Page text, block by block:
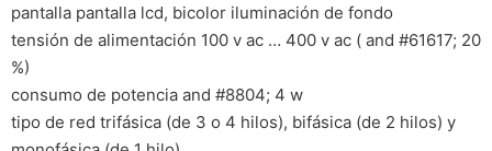
pantalla pantalla lcd, bicolor iluminación de fondo
tensión de alimentación 100 v ac … 400 v ac ( and #61617; 20
%)
consumo de potencia and #8804; 4 w
tipo de red trifásica (de 3 o 4 hilos), bifásica (de 2 hilos) y